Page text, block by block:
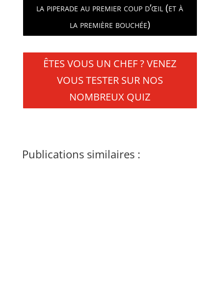
la piperade au premier coup d’œil (et à
la première bouchée)
ÊTES VOUS UN CHEF ? VENEZ
VOUS TESTER SUR NOS
NOMBREUX QUIZ
Publications similaires :